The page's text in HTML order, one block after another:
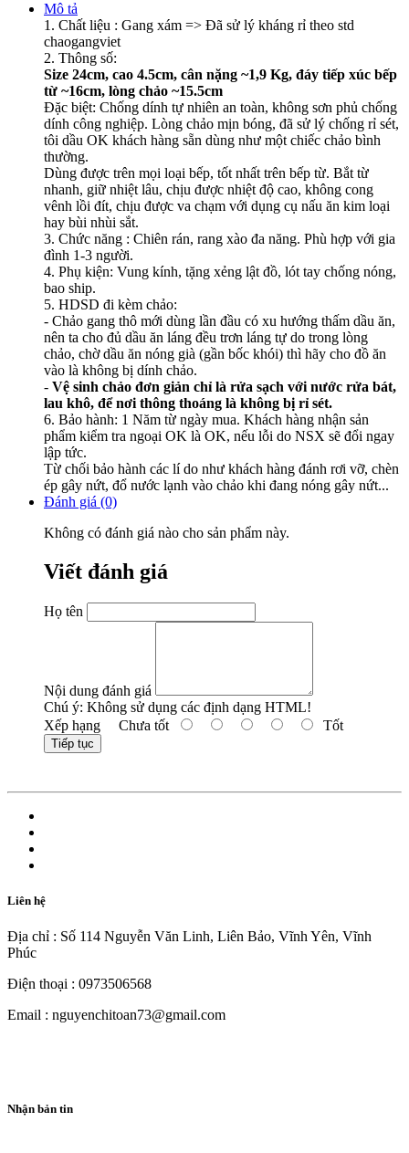
Mô tả
1. Chất liệu : Gang xám => Đã sử lý kháng rỉ theo std
chaogangviet
2. Thông số:
Size 24cm, cao 4.5cm, cân nặng ~1,9 Kg, đáy tiếp xúc bếp
từ ~16cm, lòng chảo ~15.5cm
Đặc biệt: Chống dính tự nhiên an toàn, không sơn phủ chống
dính công nghiệp. Lòng chảo mịn bóng, đã sử lý chống rỉ sét,
tôi dầu OK khách hàng sẵn dùng như một chiếc chảo bình
thường.
Dùng được trên mọi loại bếp, tốt nhất trên bếp từ. Bắt từ
nhanh, giữ nhiệt lâu, chịu được nhiệt độ cao, không cong
vênh lồi đít, chịu được va chạm với dụng cụ nấu ăn kim loại
hay bùi nhùi sắt.
3. Chức năng : Chiên rán, rang xào đa năng. Phù hợp với gia
đình 1-3 người.
4. Phụ kiện: Vung kính, tặng xẻng lật đồ, lót tay chống nóng,
bao ship.
5. HDSD đi kèm chảo:
- Chảo gang thô mới dùng lần đầu có xu hướng thấm dầu ăn,
nên ta cho đủ dầu ăn láng đều trơn láng tự do trong lòng
chảo, chờ dầu ăn nóng già (gần bốc khói) thì hãy cho đồ ăn
vào là không bị dính chảo.
- Vệ sinh chảo đơn giản chỉ là rửa sạch với nước rửa bát,
lau khô, để nơi thông thoáng là không bị rỉ sét.
6. Bảo hành: 1 Năm từ ngày mua. Khách hàng nhận sản
phẩm kiểm tra ngoại OK là OK, nếu lỗi do NSX sẽ đổi ngay
lập tức.
Từ chối bảo hành các lí do như khách hàng đánh rơi vỡ, chèn
ép gây nứt, đổ nước lạnh vào chảo khi đang nóng gây nứt...
Đánh giá (0)
Không có đánh giá nào cho sản phẩm này.
Viết đánh giá
Họ tên
Nội dung đánh giá
Chú ý: Không sử dụng các định dạng HTML!
Xếp hạng Chưa tốt Tốt
Tiếp tục
Liên hệ
Địa chỉ : Số 114 Nguyễn Văn Linh, Liên Bảo, Vĩnh Yên, Vĩnh
Phúc
Điện thoại : 0973506568
Email : nguyenchitoan73@gmail.com
Nhận bản tin